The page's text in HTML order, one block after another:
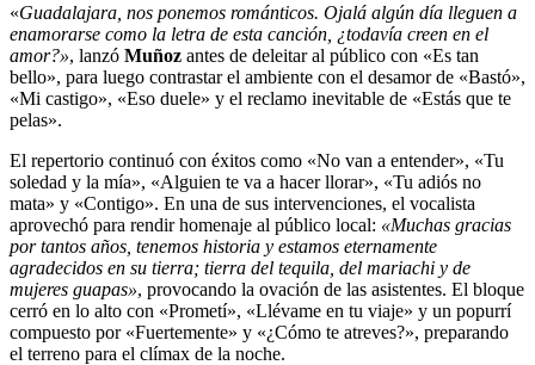
«Guadalajara, nos ponemos románticos. Ojalá algún día lleguen a
enamorarse como la letra de esta canción, ¿todavía creen en el
amor?», lanzó Muñoz antes de deleitar al público con «Es tan
bello», para luego contrastar el ambiente con el desamor de «Bastó»,
«Mi castigo», «Eso duele» y el reclamo inevitable de «Estás que te
pelas».
El repertorio continuó con éxitos como «No van a entender», «Tu
soledad y la mía», «Alguien te va a hacer llorar», «Tu adiós no
mata» y «Contigo». En una de sus intervenciones, el vocalista
aprovechó para rendir homenaje al público local: «Muchas gracias
por tantos años, tenemos historia y estamos eternamente
agradecidos en su tierra; tierra del tequila, del mariachi y de
mujeres guapas», provocando la ovación de las asistentes. El bloque
cerró en lo alto con «Prometí», «Llévame en tu viaje» y un popurrí
compuesto por «Fuertemente» y «¿Cómo te atreves?», preparando
el terreno para el clímax de la noche.